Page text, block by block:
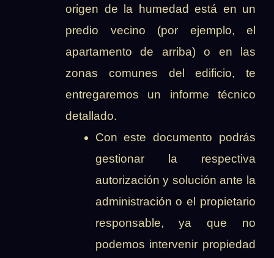
origen de la humedad está en un
predio vecino (por ejemplo, el
apartamento de arriba) o en las
zonas comunes del edificio, te
entregaremos un informe técnico
detallado.
Con este documento podrás
gestionar la respectiva
autorización y solución ante la
administración o el propietario
responsable, ya que no
podemos intervenir propiedad